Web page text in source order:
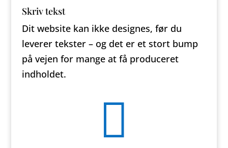
Skriv tekst
Dit website kan ikke designes, før du
leverer tekster – og det er et stort bump
på vejen for mange at få produceret
indholdet.
